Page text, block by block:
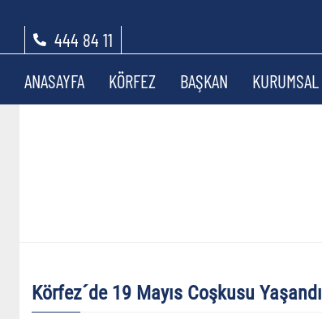
444 84 11
ANASAYFA
KÖRFEZ BAŞKAN KURUMSAL
Körfez´de 19 Mayıs Coşkusu Yaşandı